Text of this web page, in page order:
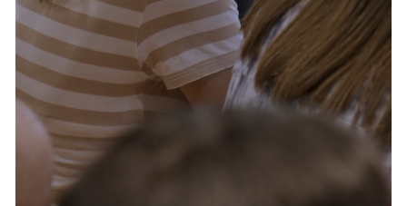
Servizi e accessibilità
Contatti
FAQ
Biglietti